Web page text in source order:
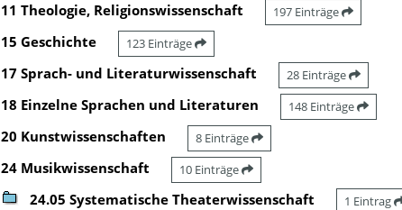
11 Theologie, Religionswissenschaft 197 Einträge
15 Geschichte 123 Einträge
17 Sprach- und Literaturwissenschaft 28 Einträge
18 Einzelne Sprachen und Literaturen 148 Einträge
20 Kunstwissenschaften 8 Einträge
24 Musikwissenschaft 10 Einträge
24.05 Systematische Theaterwissenschaft 1 Eintrag